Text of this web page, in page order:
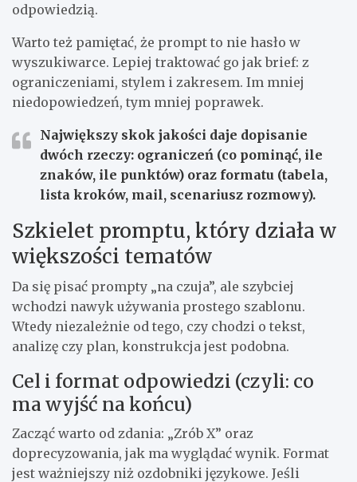
odpowiedzią.
Warto też pamiętać, że prompt to nie hasło w
wyszukiwarce. Lepiej traktować go jak brief: z
ograniczeniami, stylem i zakresem. Im mniej
niedopowiedzeń, tym mniej poprawek.
Największy skok jakości daje dopisanie
dwóch rzeczy: ograniczeń (co pominąć, ile
znaków, ile punktów) oraz formatu (tabela,
lista kroków, mail, scenariusz rozmowy).
Szkielet promptu, który działa w
większości tematów
Da się pisać prompty „na czuja”, ale szybciej
wchodzi nawyk używania prostego szablonu.
Wtedy niezależnie od tego, czy chodzi o tekst,
analizę czy plan, konstrukcja jest podobna.
Cel i format odpowiedzi (czyli: co
ma wyjść na końcu)
Zacząć warto od zdania: „Zrób X” oraz
doprecyzowania, jak ma wyglądać wynik. Format
jest ważniejszy niż ozdobniki językowe. Jeśli